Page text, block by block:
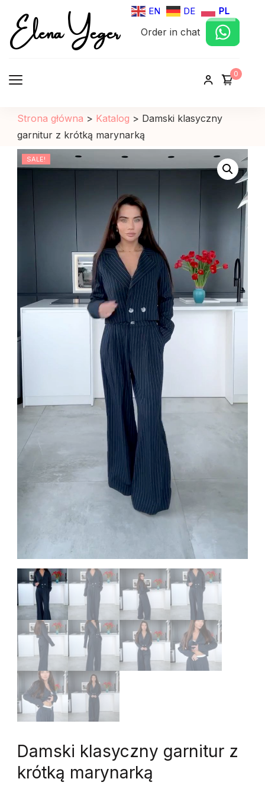
EN DE PL
Elena Yeger
Sklep internetowy odziez damska
Order in chat
0
Strona główna > Katalog > Damski klasyczny
garnitur z krótką marynarką
SALE!
Damski klasyczny garnitur z
krótką marynarką